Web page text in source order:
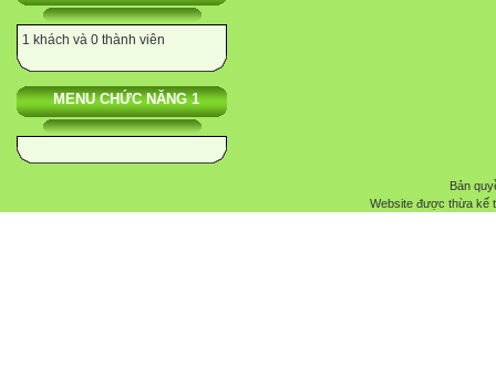
1 khách và 0 thành viên
MENU CHỨC NĂNG 1
Bản
Website được thừa kế